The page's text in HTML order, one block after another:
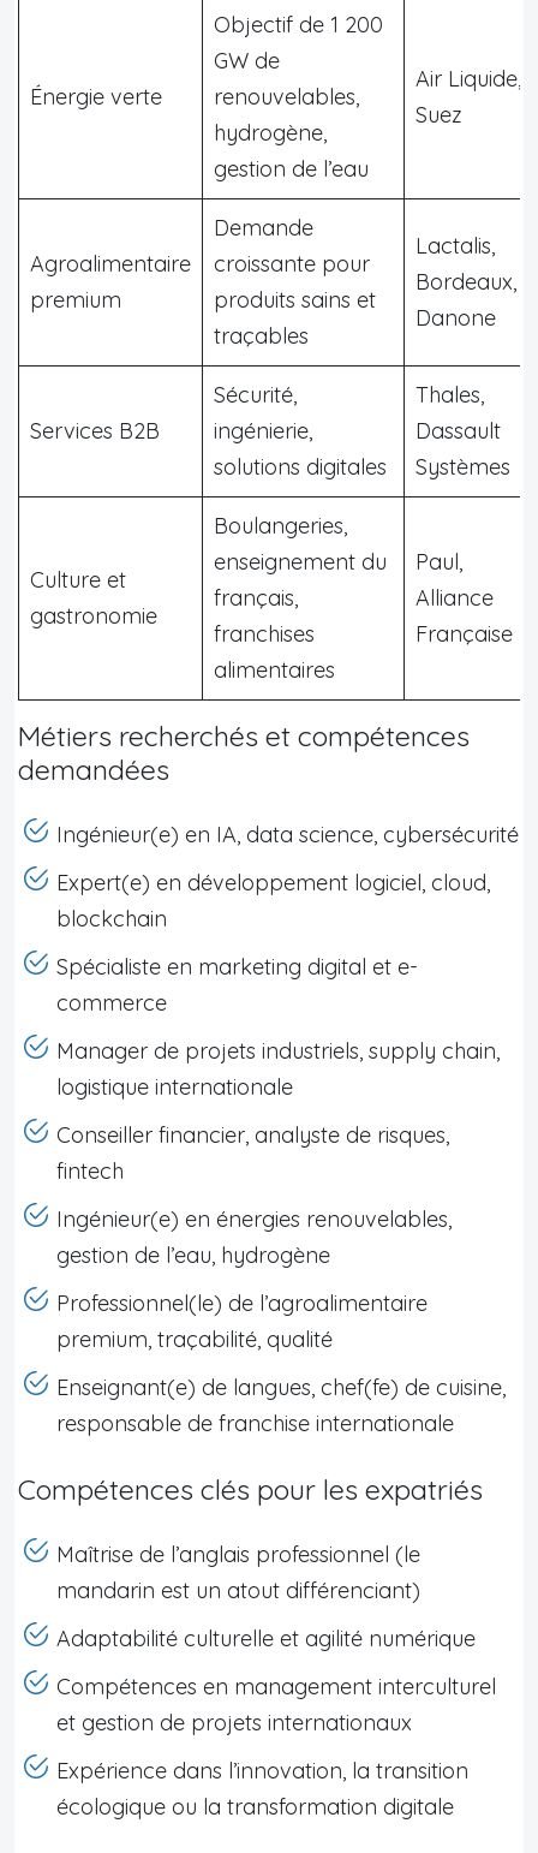
Énergie verte
Objectif de 1 200
GW de
renouvelables,
hydrogène,
gestion de l’eau
Air Liquide,
Suez
Agroalimentaire
premium
Demande
croissante pour
produits sains et
traçables
Lactalis,
Bordeaux,
Danone
Services B2B
Sécurité,
ingénierie,
solutions digitales
Thales,
Dassault
Systèmes
Culture et
gastronomie
Boulangeries,
enseignement du
français,
franchises
alimentaires
Paul,
Alliance
Française
Métiers recherchés et compétences
demandées
Ingénieur(e) en IA, data science, cybersécurité
Expert(e) en développement logiciel, cloud,
blockchain
Spécialiste en marketing digital et e-
commerce
Manager de projets industriels, supply chain,
logistique internationale
Conseiller financier, analyste de risques,
fintech
Ingénieur(e) en énergies renouvelables,
gestion de l’eau, hydrogène
Professionnel(le) de l’agroalimentaire
premium, traçabilité, qualité
Enseignant(e) de langues, chef(fe) de cuisine,
responsable de franchise internationale
Compétences clés pour les expatriés
Maîtrise de l’anglais professionnel (le
mandarin est un atout différenciant)
Adaptabilité culturelle et agilité numérique
Compétences en management interculturel
et gestion de projets internationaux
Expérience dans l’innovation, la transition
écologique ou la transformation digitale